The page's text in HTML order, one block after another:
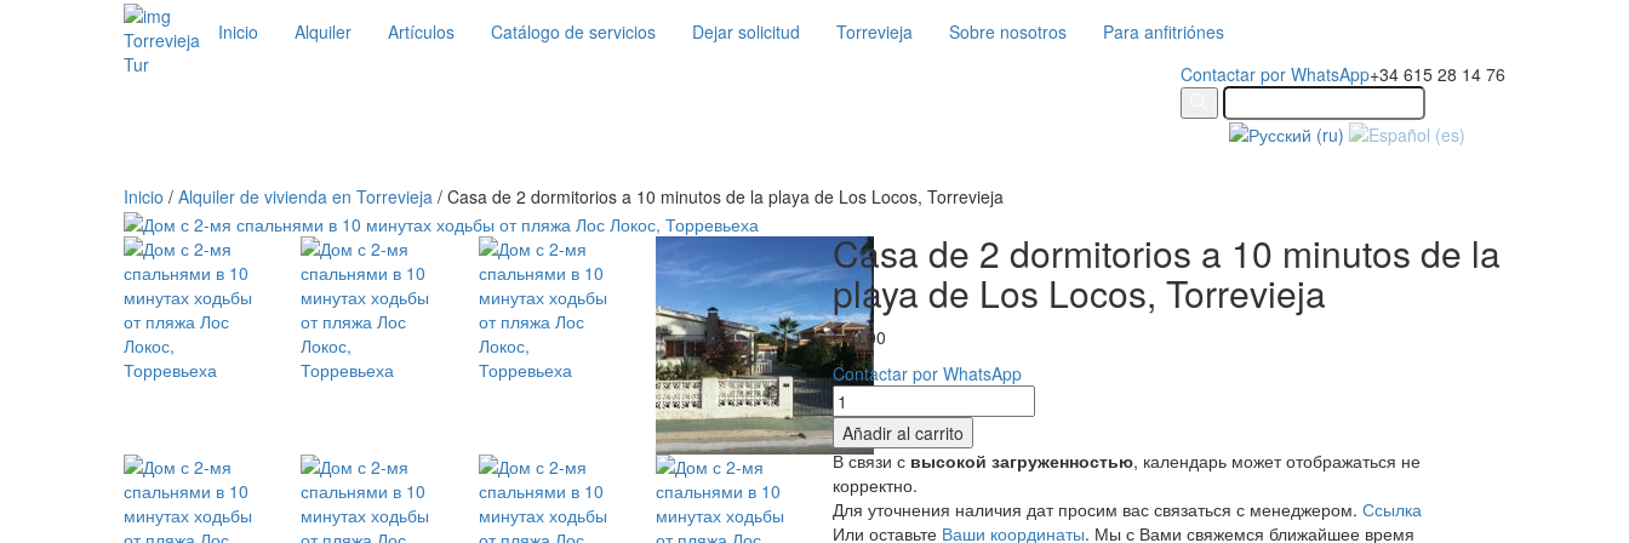
Torrevieja
Tur
Inicio Alquiler Artículos Catálogo de servicios Dejar solicitud Torrevieja Sobre nosotros
Para anfitriónes
Contactar por WhatsApp+34 615 28 14 76
Inicio / Alquiler de vivienda en Torrevieja / Casa de 2 dormitorios a 10 minutos de la playa de Los Locos, Torrevieja
Casa de 2 dormitorios a 10 minutos de la
playa de Los Locos, Torrevieja
€40,00
Contactar por WhatsApp
Casa
de
2
dormitorios
a
10
Añadir al carrito
В связи с высокой загруженностью, календарь может отображаться не
корректно.
Для уточнения наличия дат просим вас связаться с менеджером. Ссылка
Или оставьте Ваши координаты. Мы с Вами свяжемся ближайшее время